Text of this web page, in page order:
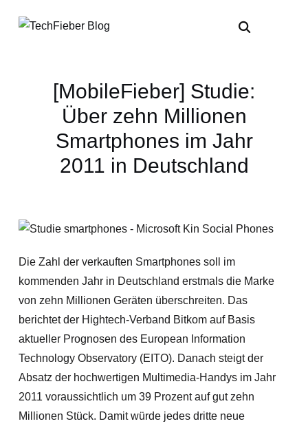
[MobileFieber] Studie:
Über zehn Millionen
Smartphones im Jahr
2011 in Deutschland
Die Zahl der verkauften Smartphones soll im
kommenden Jahr in Deutschland erstmals die Marke
von zehn Millionen Geräten überschreiten. Das
berichtet der Hightech-Verband Bitkom auf Basis
aktueller Prognosen des European Information
Technology Observatory (EITO). Danach steigt der
Absatz der hochwertigen Multimedia-Handys im Jahr
2011 voraussichtlich um 39 Prozent auf gut zehn
Millionen Stück. Damit würde jedes dritte neue